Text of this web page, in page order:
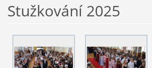
Stužkování 2025